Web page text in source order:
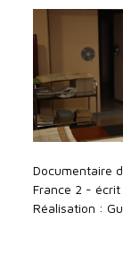
Documentaire
France 2 - écrit
Réalisation :